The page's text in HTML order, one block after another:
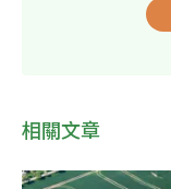
相關文章